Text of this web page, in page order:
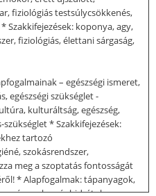
fiziológiás testsúlycsökkenés,
Szakkifejezések: koponya, agy,
fiziológiás, élettani sárgaság,
– egészségi ismeret,
egészségi szükséglet -
kulturáltság, egészség,
szükséglet * Szakkifejezések:
tartozó
szokásrendszer,
meg a szoptatás fontosságát
* Alapfogalmak: tápanyagok,
zsírsavak, szénhidrátok,